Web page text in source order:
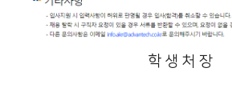
학 생 처 장